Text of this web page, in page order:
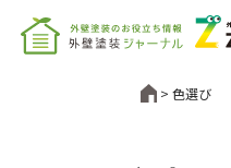
色選び